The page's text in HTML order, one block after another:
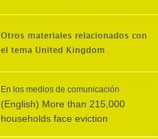
Otros materiales relacionados con
el tema United Kingdom
En los medios de comunicación
(English) More than 215,000
households face eviction